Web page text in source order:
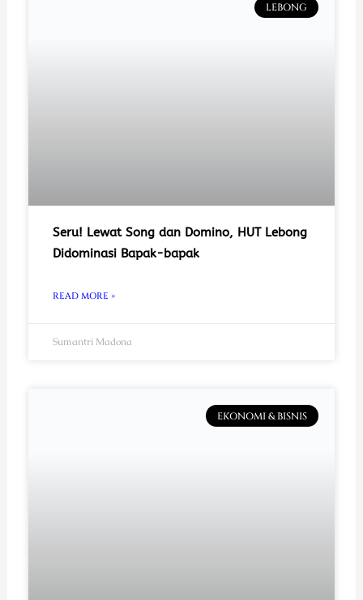
LEBONG
Seru! Lewat Song dan Domino, HUT Lebong
Didominasi Bapak-bapak
READ MORE »
Sumantri Madona
EKONOMI & BISNIS